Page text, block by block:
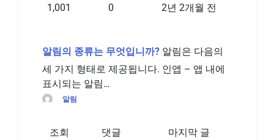
1,001 0 2년 2개월 전
알림의 종류는 무엇입니까? 알림은 다음의
세 가지 형태로 제공됩니다. 인앱 – 앱 내에
표시되는 알림…
알림
조회
댓글
마지막 글